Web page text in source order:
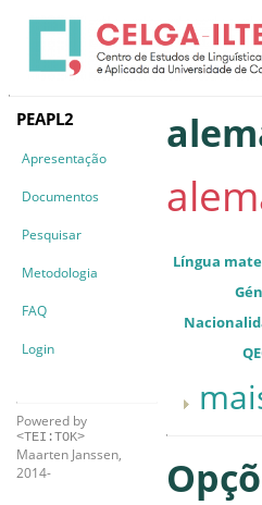
PEAPL2
Apresentação
Documentos
Pesquisar
Metodologia
FAQ
Login
Powered by
<TEI:TOK>
Maarten Janssen,
2014-
Língua